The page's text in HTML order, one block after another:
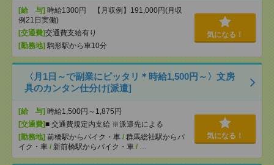
[給 与] 時給1300円 【月収例】191,000円(月収
例21日実働)
[交通費]交通費支給有り
[勤務地] 駒形駅から車10分
気になる！
〈月1日～で副業にピッタリ＊時給1,500円～〉文房
具のカンタン仕分け[派遣]
[給 与] 時給1,500円～1,875円
[交通費]■ 交通費規定内支給 ※派遣先による
[勤務地] 前橋駅からバイク・車 / 群馬総社駅からバ
イク・車 / 新前橋駅からバイク・車 / …
気になる！